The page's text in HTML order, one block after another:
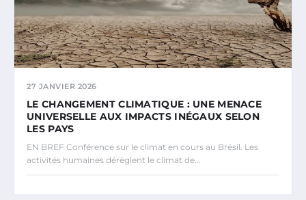
27 JANVIER 2026
LE CHANGEMENT CLIMATIQUE : UNE MENACE
UNIVERSELLE AUX IMPACTS INÉGAUX SELON
LES PAYS
EN BREF Conférence sur le climat en cours au Brésil. Les
activités humaines dérèglent le climat de…